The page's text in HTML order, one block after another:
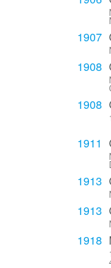
1907
1908
1908
1911
1913
1913
1918